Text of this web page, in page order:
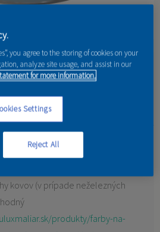
náter, farba typu 3v1,
kovov (v prípade neželezných
produkty/farby-na-
you agree to the storing of cookies on your
analyze site usage, and assist in our
for more information.
Settings
Reject All